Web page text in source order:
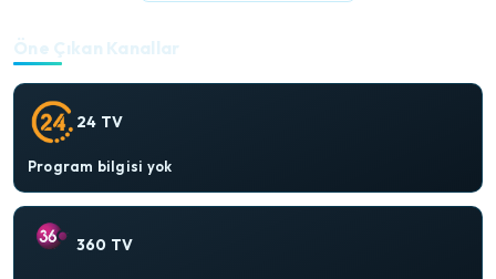
Öne Çıkan Kanallar
24 TV
Program bilgisi yok
360 TV